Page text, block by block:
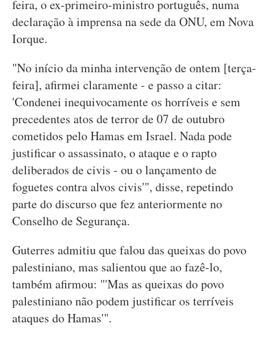
feira, o ex-primeiro-ministro português, numa
declaração à imprensa na sede da ONU, em Nova
Iorque.
"No início da minha intervenção de ontem [terça-
feira], afirmei claramente - e passo a citar:
'Condenei inequivocamente os horríveis e sem
precedentes atos de terror de 07 de outubro
cometidos pelo Hamas em Israel. Nada pode
justificar o assassinato, o ataque e o rapto
deliberados de civis - ou o lançamento de
foguetes contra alvos civis'", disse, repetindo
parte do discurso que fez anteriormente no
Conselho de Segurança.
Guterres admitiu que falou das queixas do povo
palestiniano, mas salientou que ao fazê-lo,
também afirmou: "'Mas as queixas do povo
palestiniano não podem justificar os terríveis
ataques do Hamas'".